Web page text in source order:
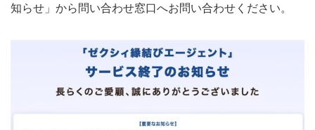
知らせ」から問い合わせ窓口へお問い合わせください。